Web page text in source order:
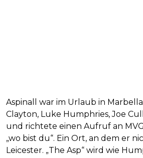
Aspinall war im Urlaub in
Clayton, Luke Humphries, Joe
und richtete einen Aufruf an
„wo bist du“. Ein Ort, an dem er
Leicester. „The Asp“ wird wie